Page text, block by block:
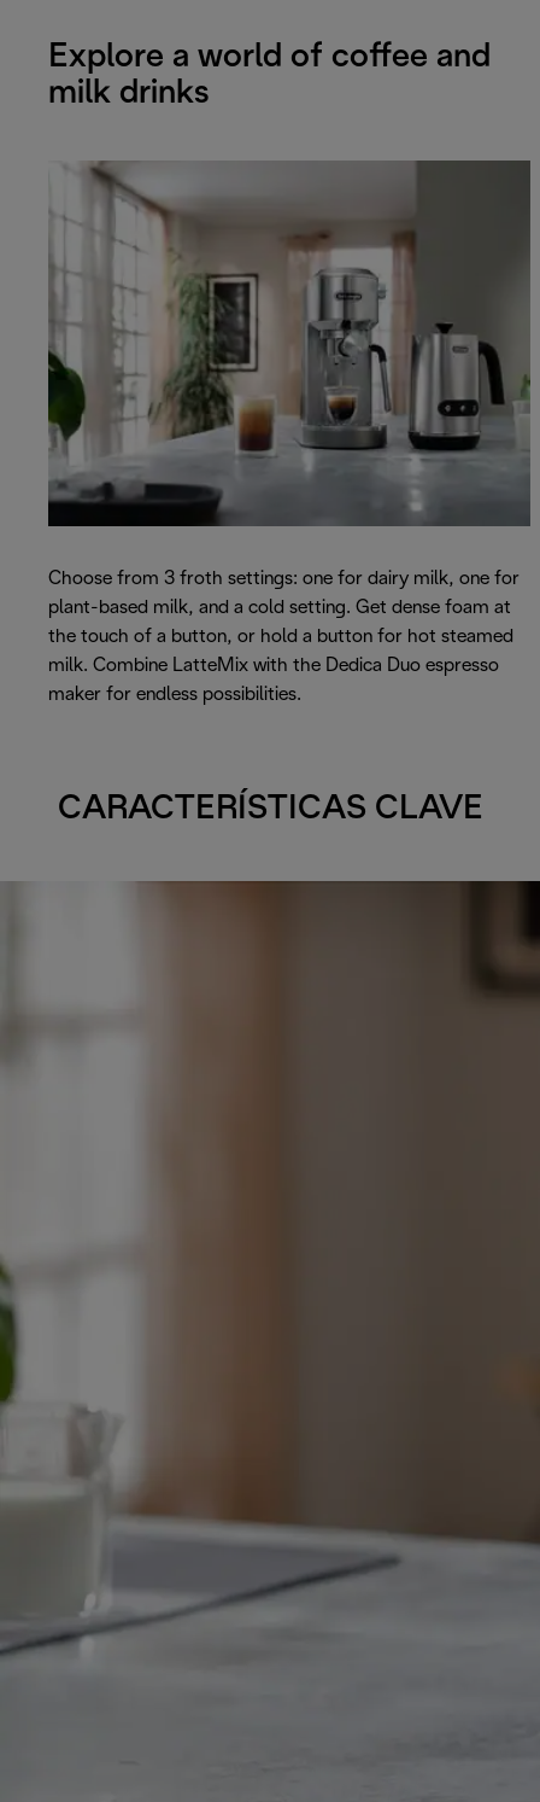
Explore a world of coffee and
milk drinks
Choose from 3 froth settings: one for dairy milk, one for
plant-based milk, and a cold setting. Get dense foam at
the touch of a button, or hold a button for hot steamed
milk. Combine LatteMix with the Dedica Duo espresso
maker for endless possibilities.
CARACTERÍSTICAS CLAVE